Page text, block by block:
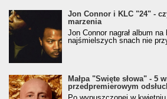
Jon Connor i KLC "24" -
marzenia
Jon Connor nagrał album
najśmielszych snach nie
Małpa "Święte słowa" - 5
przedpremierowym